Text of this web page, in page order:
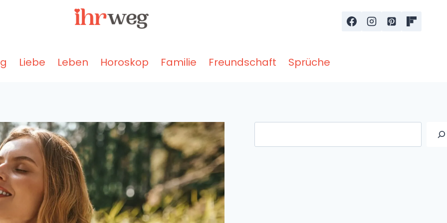
Liebe Leben Horoskop Familie Freundschaft Sprüche